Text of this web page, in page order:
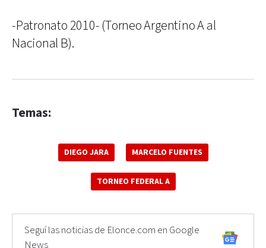
-Patronato 2010- (Torneo Argentino A al
Nacional B).
Temas:
DIEGO JARA MARCELO FUENTES
TORNEO FEDERAL A
Seguí las noticias de Elonce.com en Google
News